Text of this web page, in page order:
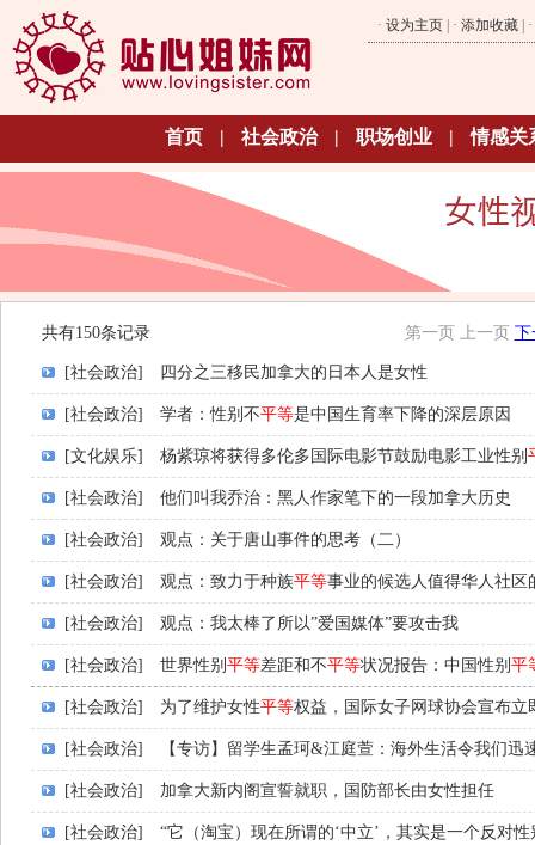
· 设为主页 | · 添加收藏 | ·
首页 | 社会政治 | 职场创业 | 情感关
共有150条记录 第一页 上一页 下
[社会政治] 四分之三移民加拿大的日本人是女性
[社会政治] 学者：性别不平等是中国生育率下降的深层原因
[文化娱乐] 杨紫琼将获得多伦多国际电影节鼓励电影工业性别
[社会政治] 他们叫我乔治：黑人作家笔下的一段加拿大历史
[社会政治] 观点：关于唐山事件的思考（二）
[社会政治] 观点：致力于种族平等事业的候选人值得华人社区
[社会政治] 观点：我太棒了所以”爱国媒体”要攻击我
[社会政治] 世界性别 平等差距和不平等状况报告：中国性别 平
[社会政治] 为了维护女性平等权益，国际女子网球协会宣布立
[社会政治] 【专访】留学生孟珂&江庭萱：海外生活令我们迅
[社会政治] 加拿大新内阁宣誓就职，国防部长由女性担任
[社会政治] “它（淘宝）现在所谓的‘中立’，其实是一个反对性